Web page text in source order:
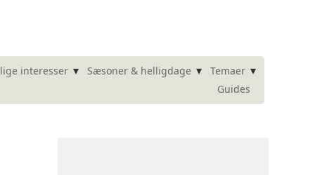
interesser ▾ Sæsoner & helligdage ▾ Temaer ▾
Guides